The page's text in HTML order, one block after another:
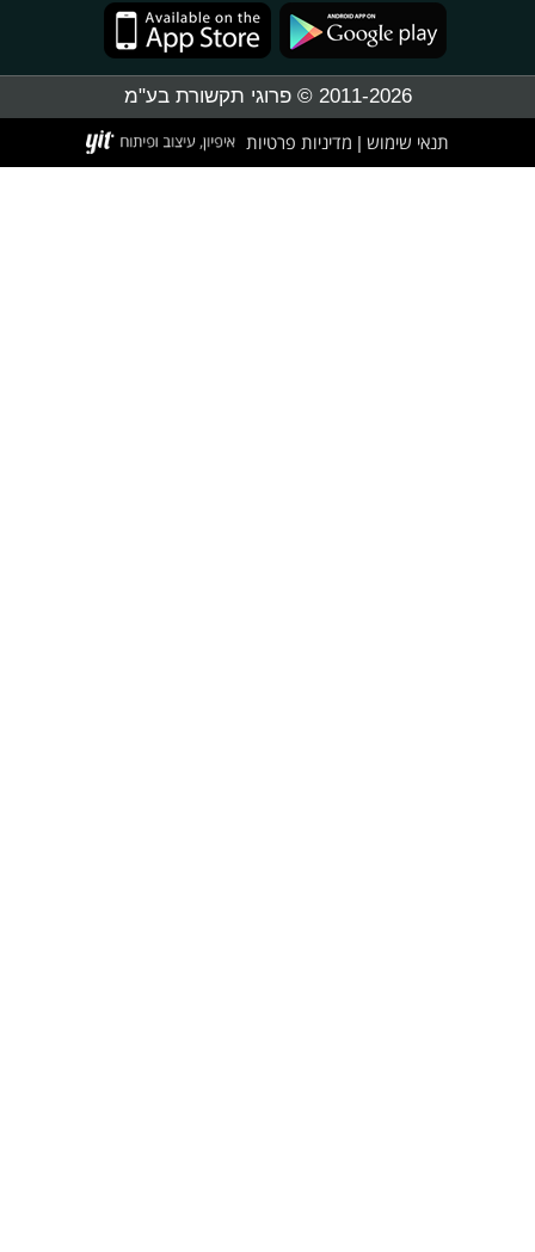
2011-2026 © פרוגי תקשורת בע"מ
תנאי שימוש מדיניות פרטיות